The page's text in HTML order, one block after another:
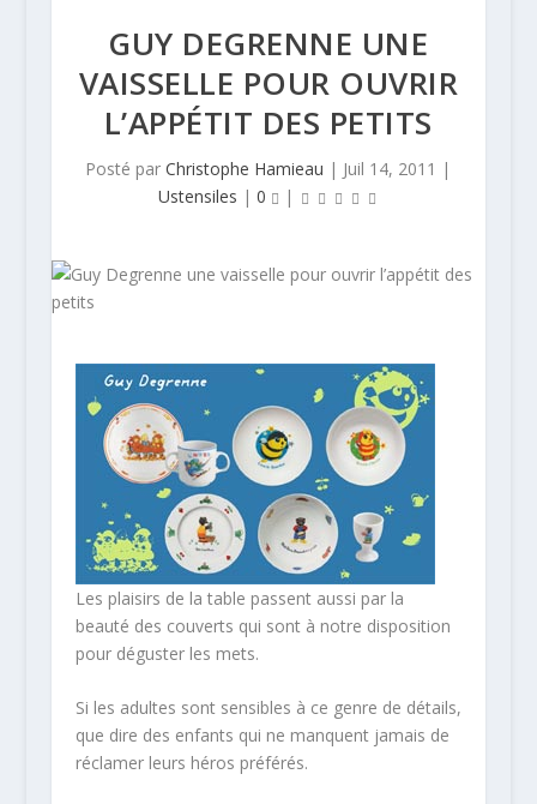
GUY DEGRENNE UNE
VAISSELLE POUR OUVRIR
L’APPÉTIT DES PETITS
Posté parChristophe Hamieau | Juil 14, 2011 |
Ustensiles |0 |
Les plaisirs de la table passent aussi par la
beauté des couverts qui sont à notre disposition
pour déguster les mets.
Si les adultes sont sensibles à ce genre de détails,
que dire des enfants qui ne manquent jamais de
réclamer leurs héros préférés.